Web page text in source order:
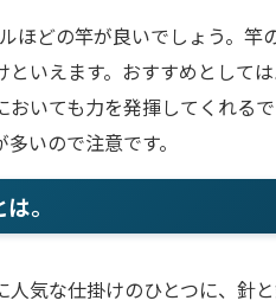
ほどの竿が良いでしょう。竿
いえます。おすすめとして
いても力を発揮してくれる
いので注意です。
。
気な仕掛けのひとつに、針